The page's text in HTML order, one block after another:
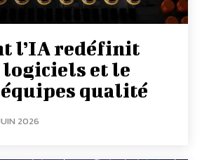
l’IA redéfinit
logiciels et le
qualité
2026